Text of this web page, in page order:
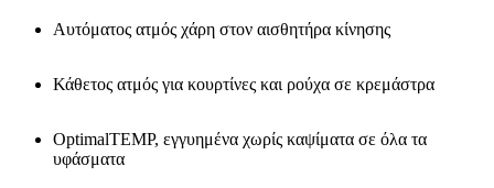
Αυτόματος ατμός χάρη στον αισθητήρα κίνησης
Κάθετος ατμός για κουρτίνες και ρούχα σε κρεμάστρα
OptimalTEMP, εγγυημένα χωρίς καψίματα σε όλα τα
υφάσματα